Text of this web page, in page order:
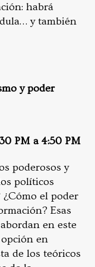
habrá
y también
y poder
PM a 4:50 PM
poderosos y
políticos
el poder
Esas
en este
en
de los teóricos